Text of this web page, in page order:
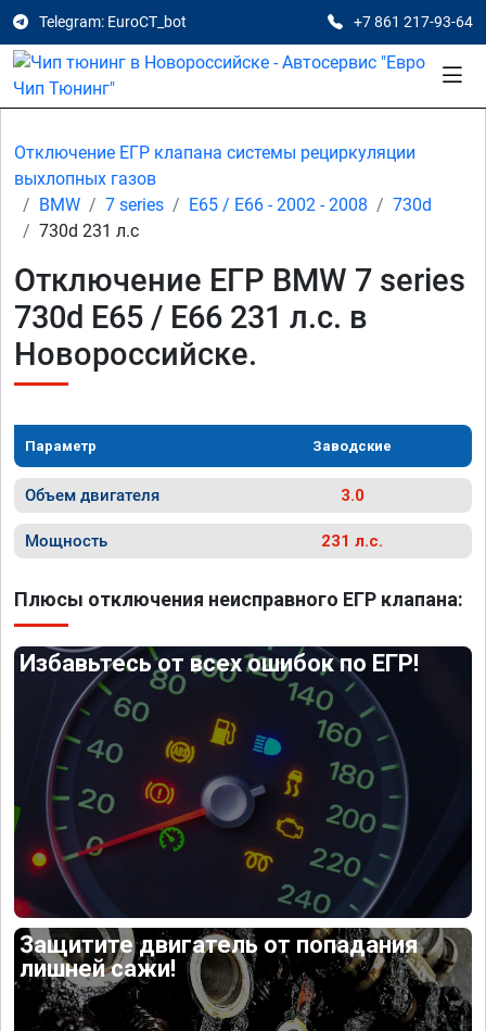
Telegram: EuroCT_bot +7 861 217-93-64
Отключение ЕГР клапана системы рециркуляции
выхлопных газов
BMW
7 series E65 / E66 - 2002 - 2008
730d
730d 231 л.с
Отключение ЕГР BMW 7 series
730d E65 / E66 231 л.с. в
Новороссийске.
Параметр Заводские
Объем двигателя 3.0
Мощность 231 л.с.
Плюсы отключения неисправного ЕГР клапана:
Избавьтесь от всех ошибок по ЕГР!
Защитите двигатель от попадания
лишней сажи!